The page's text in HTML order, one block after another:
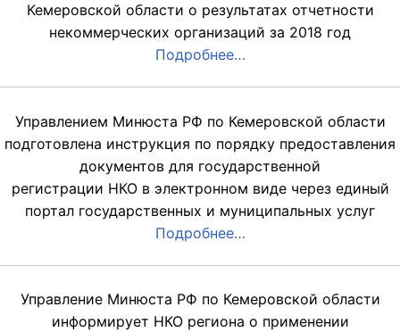
Кемеровской области о результатах отчетности
некоммерческих организаций за 2018 год
Подробнее…
Управлением Минюста РФ по Кемеровской области
подготовлена инструкция по порядку предоставления
документов для государственной
регистрации НКО в электронном виде через единый
портал государственных и муниципальных услуг
Подробнее…
Управление Минюста РФ по Кемеровской области
информирует НКО региона о применении